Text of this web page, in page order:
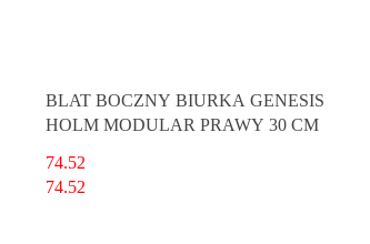
BLAT BOCZNY BIURKA GENESIS
HOLM MODULAR PRAWY 30 CM
74.52
74.52